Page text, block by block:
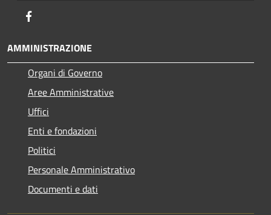
AMMINISTRAZIONE
Organi di Governo
Aree Amministrative
Uffici
Enti e fondazioni
Politici
Personale Amministrativo
Documenti e dati